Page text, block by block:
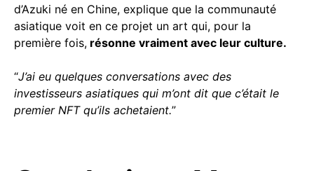
d’Azuki né en Chine, explique que la communauté
asiatique voit en ce projet un art qui, pour la
première fois, résonne vraiment avec leur culture.
“J’ai eu quelques conversations avec des
investisseurs asiatiques qui m’ont dit que c’était le
premier NFT qu’ils achetaient.”